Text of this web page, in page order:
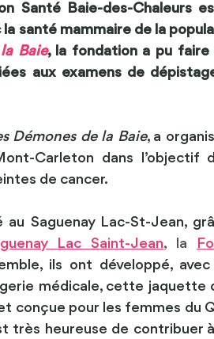
Santé Baie-des-Chaleurs
santé mammaire de la
Baie, la fondation a pu faire
aux examens de
Démones de la Baie, a
Carleton dans l’objectif
de cancer.
Saguenay Lac-St-Jean,
Lac Saint-Jean, la
ils ont développé,
médicale, cette jaquette
conçue pour les femmes du
heureuse de contribuer à